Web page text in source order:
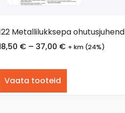
Metallilukksepa ohutusjuhend
€ – 37,00 € + km (24%)
Vaata tooteid